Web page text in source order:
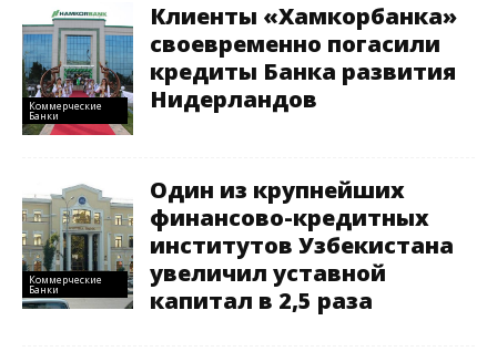
Коммерческие
Банки
Клиенты «Хамкорбанка»
своевременно погасили
кредиты Банка развития
Нидерландов
Коммерческие
Банки
Один из крупнейших
финансово-кредитных
институтов Узбекистана
увеличил уставной
капитал в 2,5 раза